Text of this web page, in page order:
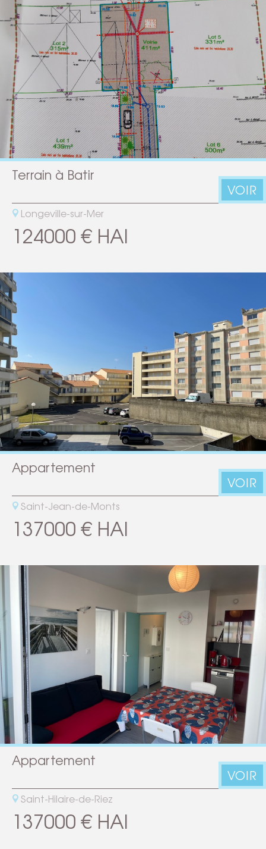
VOIR
Terrain à Batir
Longeville-sur-Mer
124000 € HAI
VOIR
Appartement
Saint-Jean-de-Monts
137000 € HAI
VOIR
Appartement
Saint-Hilaire-de-Riez
137000 € HAI